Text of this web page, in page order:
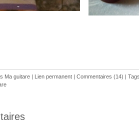
Ma guitare | Lien permanent | Commentaires (14) |